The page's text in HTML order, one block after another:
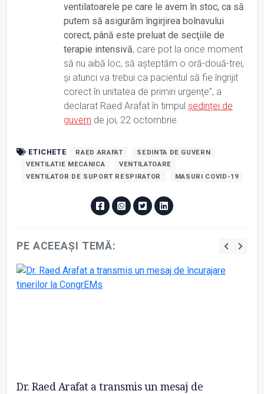
ventilatoarele pe care le avem în stoc, ca să
putem să asigurăm îngirjirea bolnavului
corect, până este preluat de secţiile de
terapie intensivă, care pot la orice moment
să nu aibă loc, să aşteptăm o oră-două-trei,
şi atunci va trebui ca pacientul să fie îngrijit
corect în unitatea de primiri urgenţe”, a
declarat Raed Arafat în timpul ședinței de
guvern de joi, 22 octombrie.
ETICHETE RAED ARAFAT
SEDINTA DE GUVERN
VENTILATIE MECANICA
VENTILATOARE
VENTILATOR DE SUPORT RESPIRATOR
MASURI COVID-19
PE ACEEAȘI TEMĂ:
Dr. Raed Arafat a transmis un mesaj de